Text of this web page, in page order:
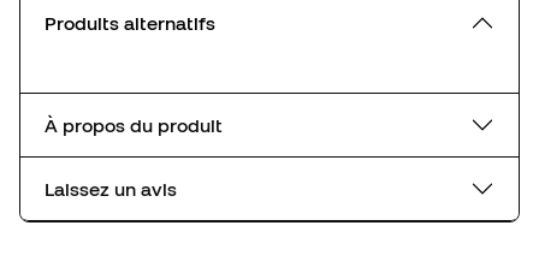
Produits alternatifs
À propos du produit
Laissez un avis